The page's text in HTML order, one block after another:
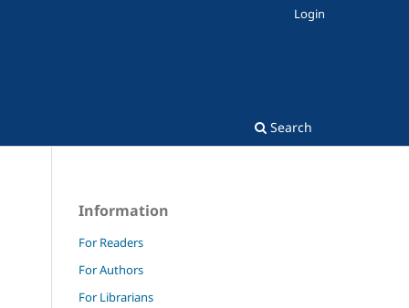
Search
Login
Information
For Readers
For Authors
For Librarians